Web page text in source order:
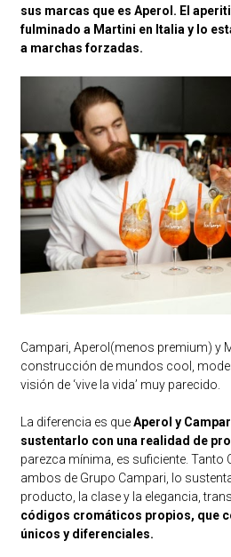
sus marcas que es Aperol. El
fulminado a Martini en Italia y lo
a marchas forzadas.
Campari, Aperol(menos premium) y
construcción de mundos cool,
visión de ‘vive la vida’ muy parecido.
La diferencia es queAperol y
sustentarlo con una realidad de
parezca mínima, es suficiente. Tanto
ambos de Grupo Campari, lo
producto, la clase y la elegancia,
códigos cromáticos propios, que
únicos y diferenciales.